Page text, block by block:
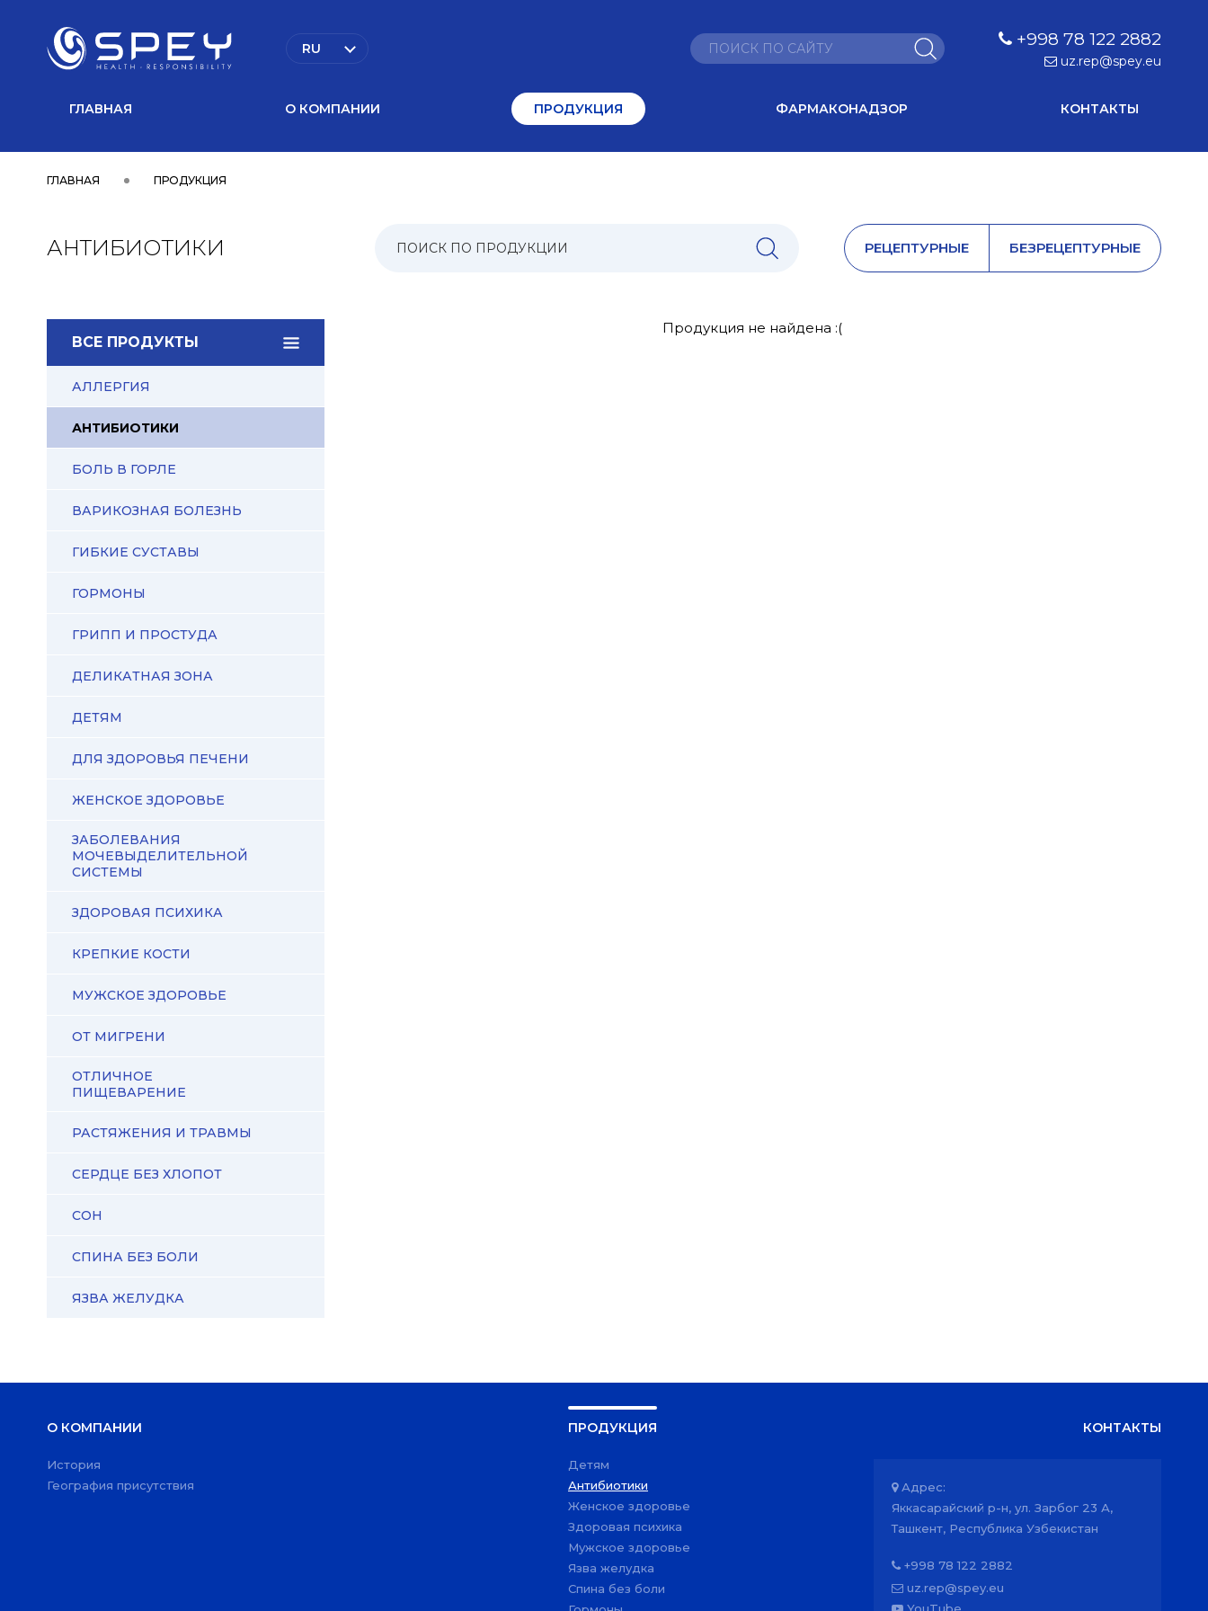
RU +998 78 122 2882
uz.rep@spey.eu
ГЛАВНАЯ О КОМПАНИИ ПРОДУКЦИЯ ФАРМАКОНАДЗОР КОНТАКТЫ
ГЛАВНАЯ ПРОДУКЦИЯ
АНТИБИОТИКИ РЕЦЕПТУРНЫЕ БЕЗРЕЦЕПТУРНЫЕ
ВСЕ ПРОДУКТЫ
АЛЛЕРГИЯ
АНТИБИОТИКИ
БОЛЬ В ГОРЛЕ
ВАРИКОЗНАЯ БОЛЕЗНЬ
ГИБКИЕ СУСТАВЫ
ГОРМОНЫ
ГРИПП И ПРОСТУДА
ДЕЛИКАТНАЯ ЗОНА
ДЕТЯМ
ДЛЯ ЗДОРОВЬЯ ПЕЧЕНИ
ЖЕНСКОЕ ЗДОРОВЬЕ
ЗАБОЛЕВАНИЯ
МОЧЕВЫДЕЛИТЕЛЬНОЙ
СИСТЕМЫ
ЗДОРОВАЯ ПСИХИКА
КРЕПКИЕ КОСТИ
МУЖСКОЕ ЗДОРОВЬЕ
ОТ МИГРЕНИ
ОТЛИЧНОЕ
ПИЩЕВАРЕНИЕ
РАСТЯЖЕНИЯ И ТРАВМЫ
СЕРДЦЕ БЕЗ ХЛОПОТ
СОН
СПИНА БЕЗ БОЛИ
ЯЗВА ЖЕЛУДКА
Продукция не найдена :(
О КОМПАНИИ
История
География присутствия
ПРОДУКЦИЯ
Детям
Антибиотики
Женское здоровье
Здоровая психика
Мужское здоровье
Язва желудка
Спина без боли
КОНТАКТЫ
Адрес:
Яккасарайский р-н, ул. Зарбог 23 А,
Ташкент, Республика Узбекистан
+998 78 122 2882
uz.rep@spey.eu